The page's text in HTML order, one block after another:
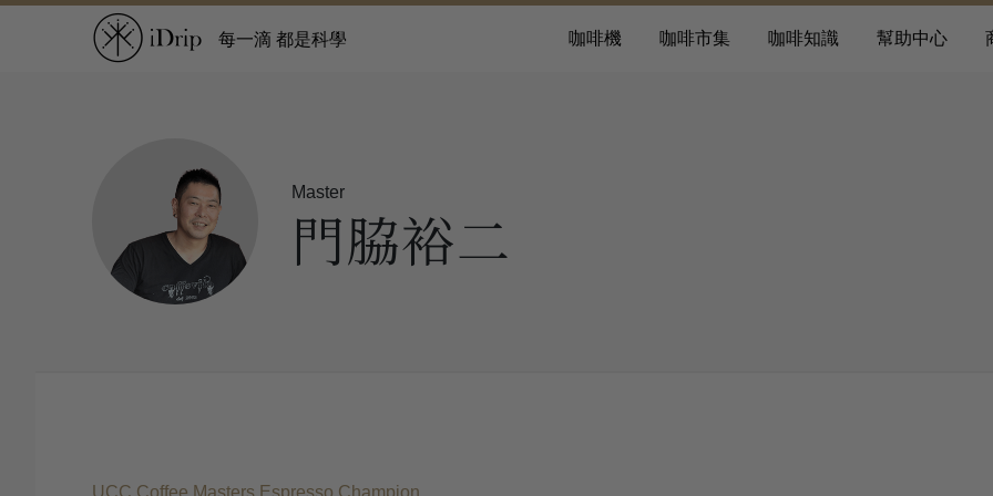
每一滴 都是科學 咖啡機 咖啡市集 咖啡知識 幫助中心
Master
門脇裕二
UCC Coffee Masters Espresso Champion